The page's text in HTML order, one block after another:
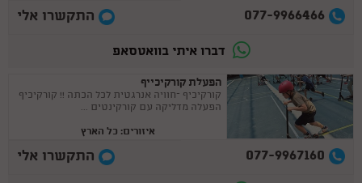
077-9966466 התקשרו אלי
דברו איתי בוואטסאפ
הפעלת קורקיכייף
קורקיכיף –חוויה אנרגטית לכל הכתה !! קורקיכיף
הפעלה מדליקה עם קורקינטים ...
איזורים: כל הארץ
077-9967160 התקשרו אלי